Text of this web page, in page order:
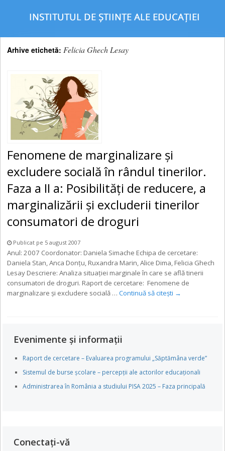
Arhive etichetă: Felicia Ghech Lesay
Fenomene de marginalizare şi
excludere socială în rândul tinerilor.
Faza a II a: Posibilităţi de reducere, a
marginalizării şi excluderii tinerilor
consumatori de droguri
Publicat pe 5 august 2007
Anul: 2007 Coordonator: Daniela Simache Echipa de cercetare:
Daniela Stan, Anca Donţu, Ruxandra Marin, Alice Dima, Felicia Ghech
Lesay Descriere: Analiza situaţiei marginale în care se află tinerii
consumatori de droguri. Raport de cercetare: Fenomene de
marginalizare şi excludere socială …Continuă să citești →
Evenimente și informații
Raport de cercetare – Evaluarea programului „Săptămâna verde”
Sistemul de burse școlare – percepții ale actorilor educaționali
Administrarea în România a studiului PISA 2025 – Faza principală
Conectați-vă